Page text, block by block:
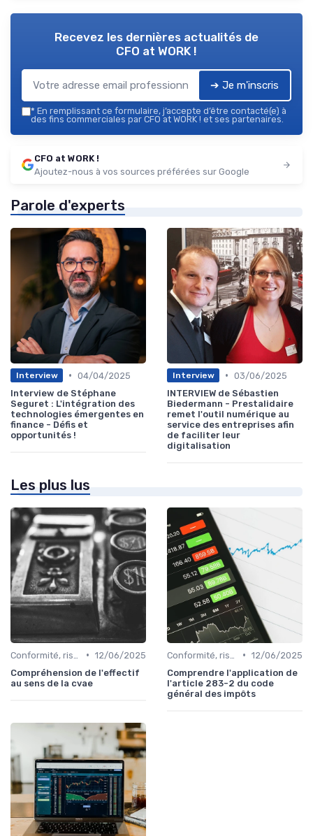
Recevez les dernières actualités de
CFO at WORK !
➔ Je m'inscris
* En remplissant ce formulaire, j’accepte d’être contacté(e) à
des fins commerciales par CFO at WORK ! et ses partenaires.
CFO at WORK !
Ajoutez-nous à vos sources préférées sur Google
Parole d'experts
Interview • 04/04/2025
Interview de Stéphane
Seguret : L'intégration des
technologies émergentes en
finance - Défis et
opportunités !
Interview • 03/06/2025
INTERVIEW de Sébastien
Biedermann - Prestalidaire
remet l'outil numérique au
service des entreprises afin
de faciliter leur
digitalisation
Les plus lus
• 12/06/2025
Compréhension de l'effectif
au sens de la cvae
• 12/06/2025
Comprendre l'application de
l'article 283-2 du code
général des impôts